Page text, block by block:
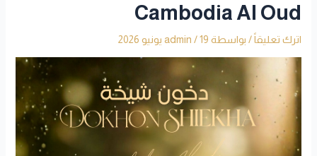
Cambodia Al Oud
اترك تعليقاً / بواسطة admin /19 يونيو 2026